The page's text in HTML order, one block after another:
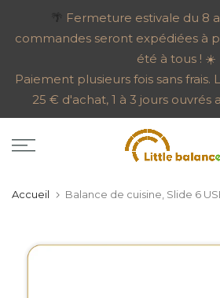
au
🌴 Fermeture estivale du 8
commandes seront expédiées à
été à tous ! ☀️
Paiement plusieurs fois sans frais.
25 € d'achat, 1 à 3 jours ouvrés
Accueil Balance de cuisine, Slide 6